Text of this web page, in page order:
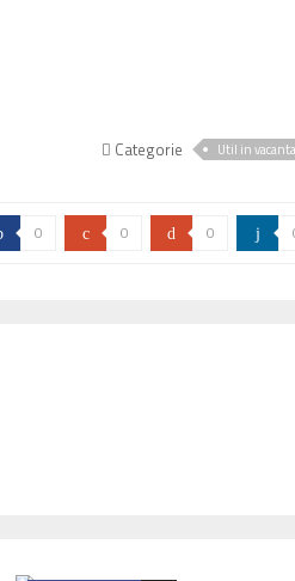
Categorie Util in
0 c 0 d 0 j